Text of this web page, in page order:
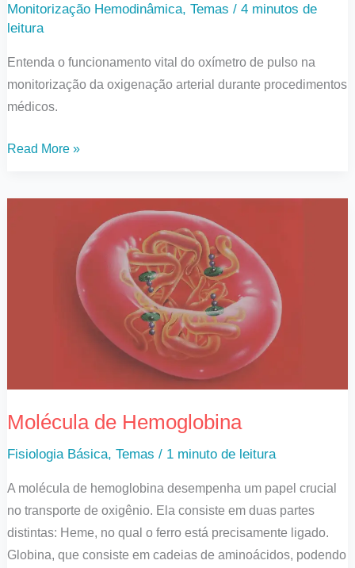
Monitorização Hemodinâmica,Temas /4 minutos de
leitura
Entenda o funcionamento vital do oxímetro de pulso na
monitorização da oxigenação arterial durante procedimentos
médicos.
Read More »
Molécula de Hemoglobina
Fisiologia Básica,Temas / 1 minuto de leitura
A molécula de hemoglobina desempenha um papel crucial
no transporte de oxigênio. Ela consiste em duas partes
distintas: Heme, no qual o ferro está precisamente ligado.
Globina, que consiste em cadeias de aminoácidos, podendo
Hemoglobina